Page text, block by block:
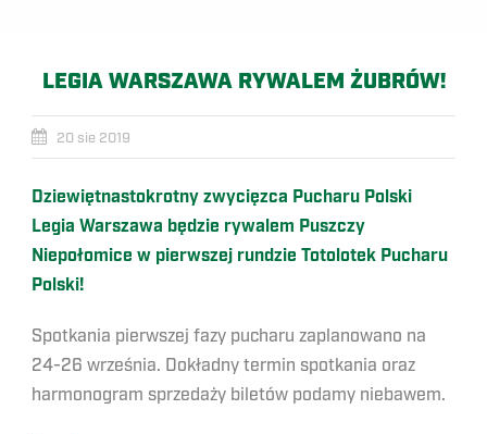
LEGIA WARSZAWA RYWALEM ŻUBRÓW!
20 sie 2019
Dziewiętnastokrotny zwycięzca Pucharu Polski
Legia Warszawa będzie rywalem Puszczy
Niepołomice w pierwszej rundzie Totolotek Pucharu
Polski!
Spotkania pierwszej fazy pucharu zaplanowano na
24-26 września. Dokładny termin spotkania oraz
harmonogram sprzedaży biletów podamy niebawem.